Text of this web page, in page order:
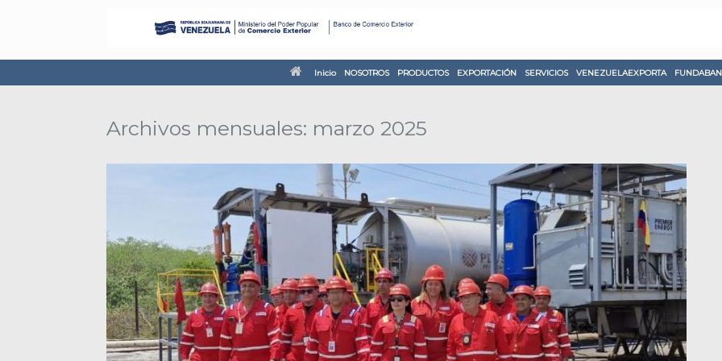
Inicio NOSOTROS PRODUCTOS EXPORTACIÓN SERVICIOS VENEZUELAEXPORTA
Archivos mensuales: marzo 2025